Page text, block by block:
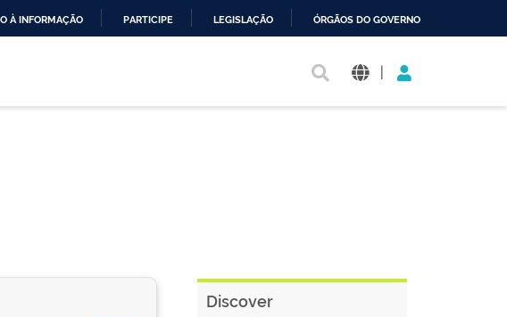
À INFORMAÇÃO PARTICIPE LEGISLAÇÃO ÓRGÃOS DO GOVERNO
|
Discover